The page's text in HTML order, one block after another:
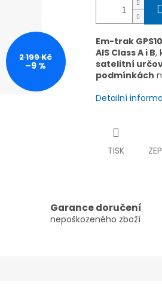
2 199 Kč
–9 %
Em-trak
AIS Class A i B,
satelitní
podmínkách
Detailní
TISK
Garance doručení
nepoškozeného zboží